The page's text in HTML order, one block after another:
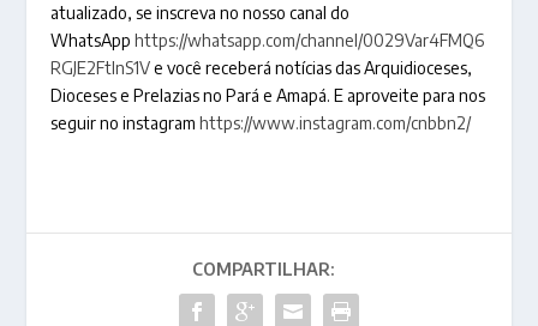
atualizado, se inscreva no nosso canal do
WhatsApphttps://whatsapp.com/channel/0029Var4FMQ6
RGJE2FtlnS1Ve você receberá notícias das Arquidioceses,
Dioceses e Prelazias no Pará e Amapá. E aproveite para nos
seguir no instagramhttps://www.instagram.com/cnbbn2/
COMPARTILHAR: